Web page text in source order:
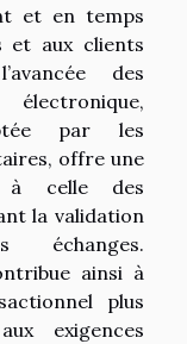
et en temps
et aux clients
des
par les
offre une
à celle des
la validation
ainsi à
plus
exigences